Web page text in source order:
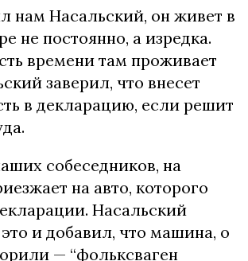
нам Насальский, он живет в
не постоянно, а изредка.
времени там проживает
заверил, что внесет
в декларацию, если решит
собеседников, на
на авто, которого
Насальский
и добавил, что машина, о
— “фольксваген